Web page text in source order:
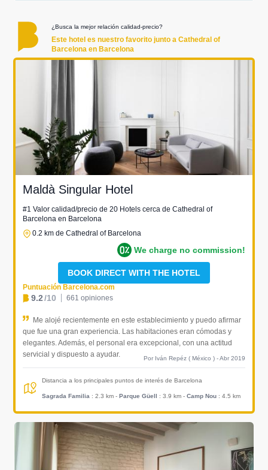
¿Busca la mejor relación calidad-precio?
Este hotel es nuestro favorito junto a Cathedral of
Barcelona en Barcelona
Maldà Singular Hotel
#1 Valor calidad/precio de 20 Hotels cerca de Cathedral of
Barcelona en Barcelona
0.2 km de Cathedral of Barcelona
We charge no commission!
BOOK DIRECT WITH THE HOTEL
Puntuación Barcelona.com
9.2/10 661 opiniones
Me alojé recientemente en este establecimiento y puedo afirmar
que fue una gran experiencia. Las habitaciones eran cómodas y
elegantes. Además, el personal era excepcional, con una actitud
servicial y dispuesto a ayudar.
Por Iván Repéz ( México ) - Abr 2019
Distancia a los principales puntos de interés de Barcelona
Sagrada Familia : 2.3 km - Parque Güell : 3.9 km - Camp Nou : 4.5 km